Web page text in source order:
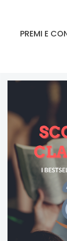
PREMI E